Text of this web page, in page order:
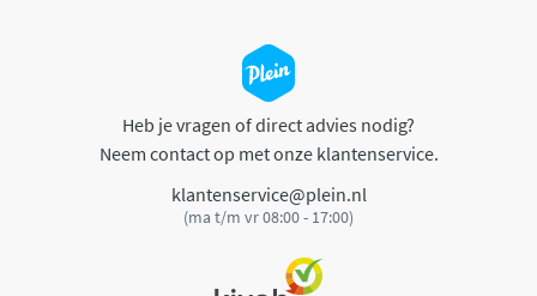
Heb je vragen of direct advies nodig?
Neem contact op met onze klantenservice.
klantenservice@plein.nl
(ma t/m vr 08:00 - 17:00)